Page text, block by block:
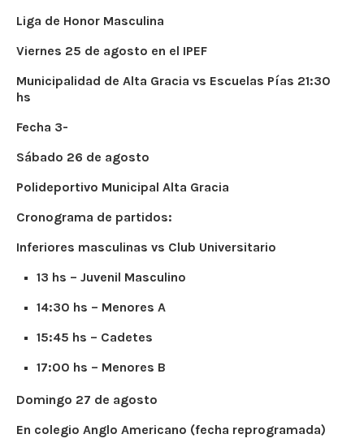
Liga de Honor Masculina
Viernes 25 de agosto en el IPEF
Municipalidad de Alta Gracia vs Escuelas Pías 21:30
hs
Fecha 3-
Sábado 26 de agosto
Polideportivo Municipal Alta Gracia
Cronograma de partidos:
Inferiores masculinas vs Club Universitario
13 hs – Juvenil Masculino
14:30 hs – Menores A
15:45 hs – Cadetes
17:00 hs – Menores B
Domingo 27 de agosto
En colegio Anglo Americano (fecha reprogramada)